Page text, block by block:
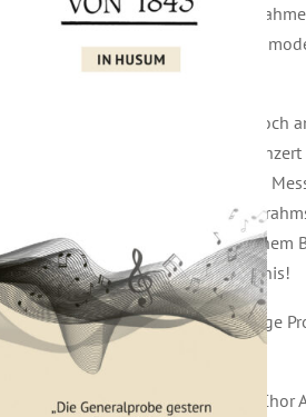
Anfang Juli trat Storms Chor im
Programm aus romantischen und
einem langen, warmen Applaus!
Nun sind die Sommerferien da.
arbeitet intensiv auf das
Neben Franz Schuberts „Deutsche
Choralvertonung von Johannes
Begleitung ausschließlich von einem
außergewöhnliches Konzertereignis!
Doch vorher steht eben noch einige
immer mehr reift…!
Und als kleine Pause wird unser